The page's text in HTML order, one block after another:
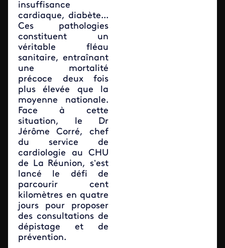
insuffisance
cardiaque, diabète...
Ces pathologies
constituent un
véritable fléau
sanitaire, entraînant
une mortalité
précoce deux fois
plus élevée que la
moyenne nationale.
Face à cette
situation, le Dr
Jérôme Corré, chef
du service de
cardiologie au CHU
de La Réunion, s’est
lancé le défi de
parcourir cent
kilomètres en quatre
jours pour proposer
des consultations de
dépistage et de
prévention.